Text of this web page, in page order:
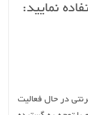
نمایید:
در حال فعالیت